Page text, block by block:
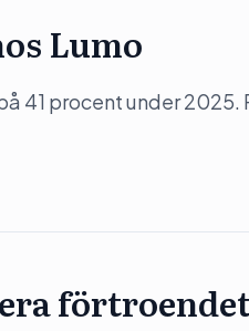
Lumo
41 procent under 2025.